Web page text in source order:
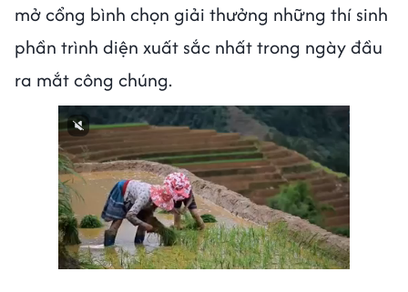
mở cổng bình chọn giải thưởng những thí sinh
phần trình diện xuất sắc nhất trong ngày đầu
ra mắt công chúng.